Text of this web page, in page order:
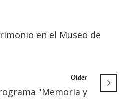
en el Museo de
Older
"Memoria y